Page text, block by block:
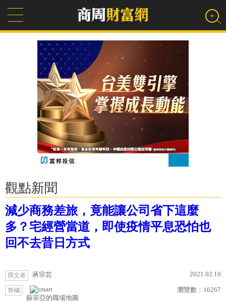
觀點新聞
減少商務差旅，竟能讓公司省下這麼
多？宅經營當道，即使疫情平息恐怕也
回不去昔日方式
撰文者 蔣宗芸 2021.02.10
專欄
蘇菲亞的職場地圖
瀏覽數： 16267